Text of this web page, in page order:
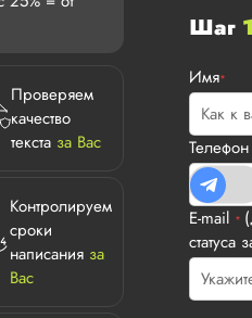
Проверяем
качество
текста за Вас
Контролируем
сроки
написания за
Вас
Шаг
Имя*
E-mail *
статуса